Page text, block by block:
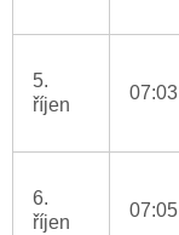
5.
říjen
07:03
6.
říjen
07:05